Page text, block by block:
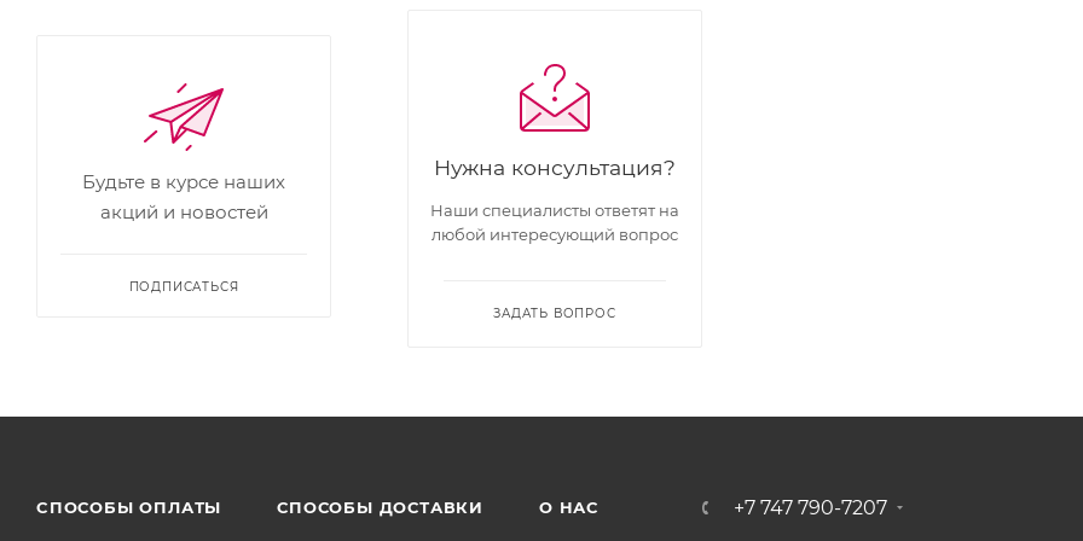
Нужна консультация?
Наши специалисты ответят на
любой интересующий вопрос
ЗАДАТЬ ВОПРОС
Будьте в курсе наших
акций и новостей
ПОДПИСАТЬСЯ
CПОСОБЫ ОПЛАТЫ СПОСОБЫ ДОСТАВКИ О НАС +7 747 790-7207